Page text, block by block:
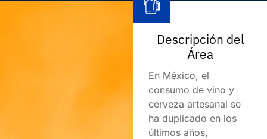
Descripción del
Área
En México, el
consumo de vino y
cerveza artesanal se
ha duplicado en los
últimos años,